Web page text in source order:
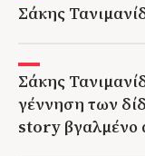
Σάκης
Σάκης
γέννηση των
story βγαλμένο